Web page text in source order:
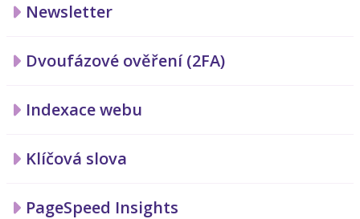
Newsletter
Dvoufázové ověření (2FA)
Indexace webu
Klíčová slova
PageSpeed Insights